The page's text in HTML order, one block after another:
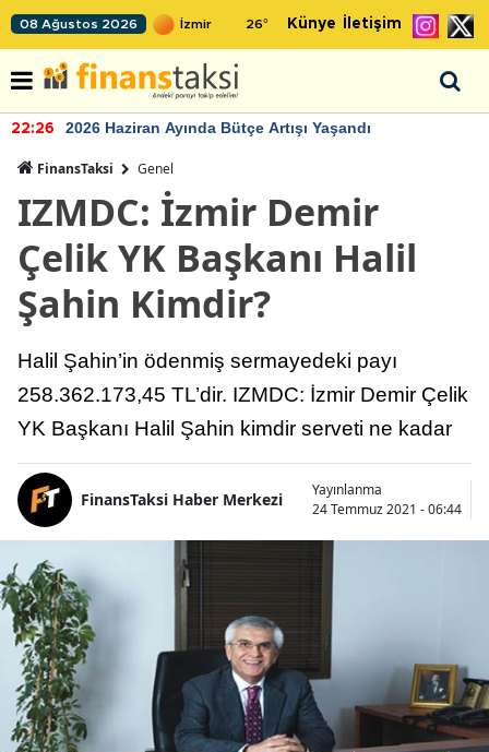
08 Ağustos 2026 26° Künye İletişim
22:26 2026 Haziran Ayında Bütçe Artışı Yaşandı
FinansTaksi Genel
IZMDC: İzmir Demir
Çelik YK Başkanı Halil
Şahin Kimdir?
Halil Şahin’in ödenmiş sermayedeki payı
258.362.173,45 TL’dir. IZMDC: İzmir Demir Çelik
YK Başkanı Halil Şahin kimdir serveti ne kadar
FinansTaksi Haber Merkezi
Yayınlanma
24 Temmuz 2021 - 06:44